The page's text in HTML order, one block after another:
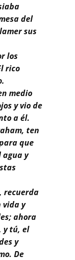
del
sus
los
rico
medio
y vio de
a él.
ten
que
agua y
recuerda
vida y
ahora
y tú, el
y
De